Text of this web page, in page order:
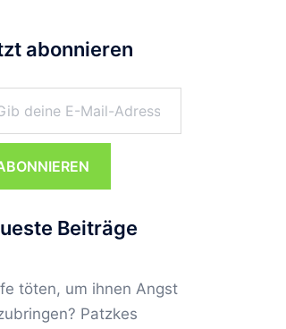
abonnieren
ein ...
Beiträge
töten, um ihnen Angst
Patzkes